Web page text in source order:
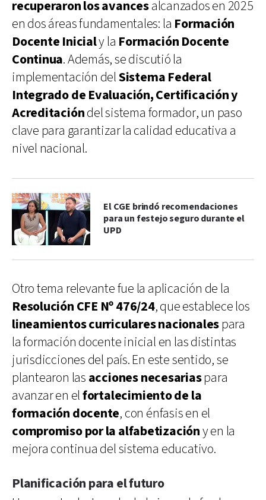
recuperaron los avancesalcanzados en 2025
en dos áreas fundamentales: la Formación
Docente Inicialy la Formación Docente
Continua. Además, se discutió la
implementación delSistema Federal
Integrado de Evaluación, Certificación y
Acreditacióndel sistema formador, un paso
clave para garantizar la calidad educativa a
nivel nacional.
El CGE brindó recomendaciones
para un festejo seguro durante el
UPD
Otro tema relevante fue la aplicación de la
Resolución CFE Nº 476/24, que establece los
lineamientos curriculares nacionalespara
la formación docente inicial en las distintas
jurisdicciones del país. En este sentido, se
plantearon las acciones necesariaspara
avanzar en elfortalecimiento de la
formación docente, con énfasis en el
compromiso por la alfabetizacióny en la
mejora continua del sistema educativo.
Planificación para el futuro